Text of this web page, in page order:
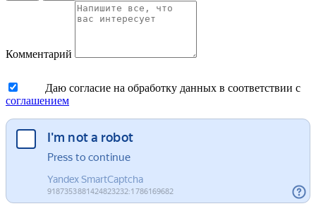
Комментарий
Даю согласие на обработку данных в соответствии с
соглашением